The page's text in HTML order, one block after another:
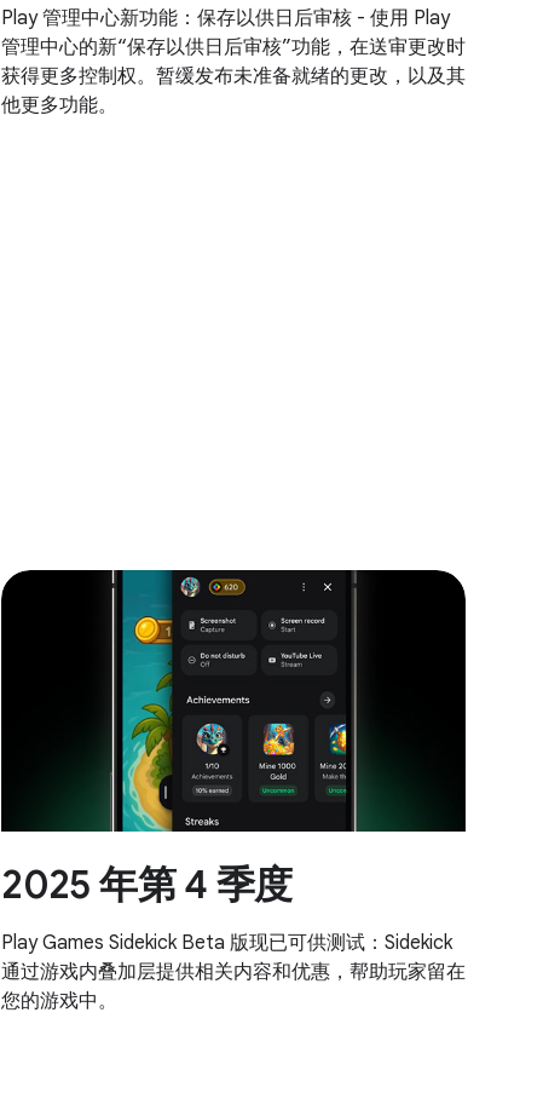
Play 管理中心新功能：保存以供日后审核 - 使用 Play
管理中心的新“保存以供日后审核”功能，在送审更改时
获得更多控制权。暂缓发布未准备就绪的更改，以及其
他更多功能。
2025 年第 4 季度
Play Games Sidekick Beta 版现已可供测试：Sidekick
通过游戏内叠加层提供相关内容和优惠，帮助玩家留在
您的游戏中。